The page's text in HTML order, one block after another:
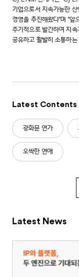
기업으로서 지속가능한
경영을 추진해왔다"며 "
주기적으로 발간하여 지
공유하고 활발히 소통하
Latest Contents
광화문 연가
오싹한 연애
Latest News